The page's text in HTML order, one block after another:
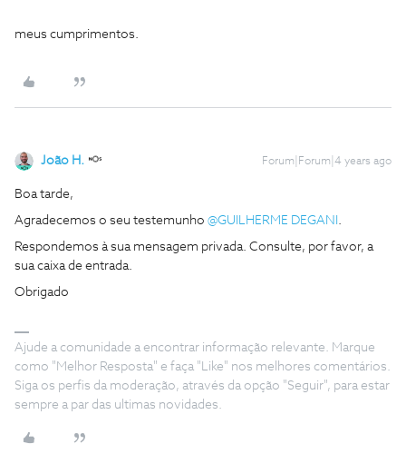
meus cumprimentos.
João H. Forum|Forum|4 years ago
Boa tarde,
Agradecemos o seu testemunho @GUILHERME DEGANI .
Respondemos à sua mensagem privada. Consulte, por favor, a
sua caixa de entrada.
Obrigado
Ajude a comunidade a encontrar informação relevante. Marque
como "Melhor Resposta" e faça "Like" nos melhores comentários.
Siga os perfis da moderação, através da opção "Seguir", para estar
sempre a par das ultimas novidades.